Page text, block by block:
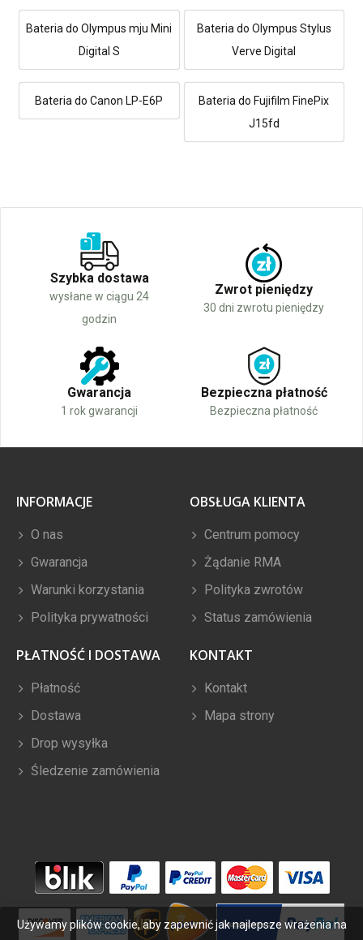
Bateria do Olympus mju Mini
Digital S
Bateria do Olympus Stylus
Verve Digital
Bateria do Canon LP-E6P
Bateria do Fujifilm FinePix
J15fd
Szybka dostawa
wysłane w ciągu 24
godzin
Zwrot pieniędzy
30 dni zwrotu pieniędzy
Gwarancja
1 rok gwarancji
Bezpieczna płatność
Bezpieczna płatność
INFORMACJE
O nas
Gwarancja
Warunki korzystania
Polityka prywatności
OBSŁUGA KLIENTA
Centrum pomocy
Żądanie RMA
Polityka zwrotów
Status zamówienia
PŁATNOŚĆ I DOSTAWA
Płatność
Dostawa
Drop wysyłka
Śledzenie zamówienia
KONTAKT
Kontakt
Mapa strony
Używamy plików cookie, aby zapewnić jak najlepsze wrażenia na